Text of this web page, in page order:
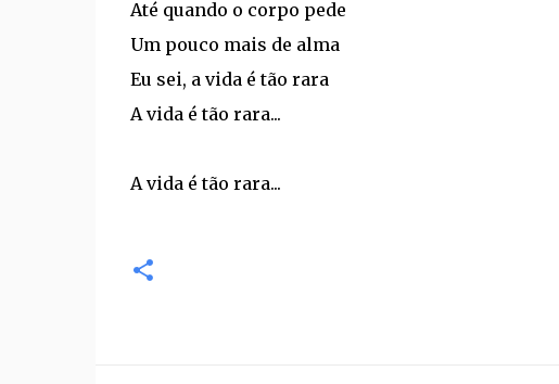
Até quando o corpo pede
Um pouco mais de alma
Eu sei, a vida é tão rara
A vida é tão rara...
A vida é tão rara...